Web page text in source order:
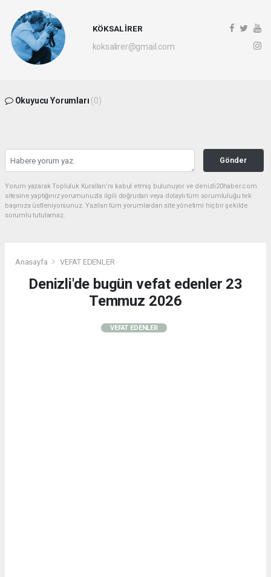
KÖKSAL İRER
koksalirer@gmail.com
Okuyucu Yorumları (0)
Gönder
Yorum yazarak Topluluk Kuralları’nı kabul etmiş bulunuyor ve denizli20haber.com
sitesine yaptığınız yorumunuzla ilgili doğrudan veya dolaylı tüm sorumluluğu tek
başınıza üstleniyorsunuz. Yazılan tüm yorumlardan site yönetimi hiçbir şekilde
sorumlu tutulamaz.
Anasayfa VEFAT EDENLER
Denizli'de bugün vefat edenler 23
Temmuz 2026
VEFAT EDENLER